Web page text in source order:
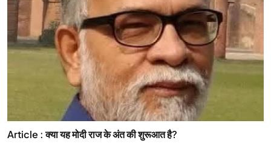
Article : क्या यह मोदी राज के अंत की शुरूआत है?